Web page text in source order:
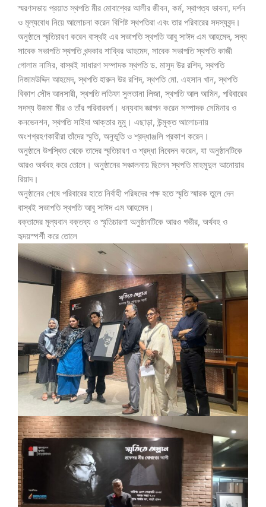
স্মরণসভায় প্রয়াত স্থপতি মীর মোবাশ্বের আলীর জীবন, কর্ম, স্থাপত্য ভাবনা, দর্শন
ও মূল্যবোধ নিয়ে আলোচনা করেন বিশিষ্ট স্থপতিরা এবং তার পরিবারের সদস্যবৃন্দ।
অনুষ্ঠানে স্মৃতিচারণ করেন বাস্থই এর সভাপতি স্থপতি আবু সাঈদ এম আহমেদ, সদ্য
সাবেক সভাপতি স্থপতি খন্দকার শাব্বির আহমেদ, সাবেক সভাপতি স্থপতি কাজী
গোলাম নাসির, বাস্থই সাধারণ সম্পাদক স্থপতি ড. মাসুদ উর রশিদ, স্থপতি
নিজামউদ্দিন আহমেদ, স্থপতি হারুন উর রশিদ, স্থপতি মো. এহসান খান, স্থপতি
বিকাশ সৌদ আনসারী, স্থপতি লতিফা সুলতানা লিজা, স্থপতি আল আমিন, পরিবারের
সদস্য উজমা মীর ও তাঁর পরিবারবর্গ। ধন্যবাদ জ্ঞাপন করেন সম্পাদক সেমিনার ও
কনভেনশন, স্থপতি সাইদা আক্তার মুমু। এছাড়া, উন্মুক্ত আলোচনায়
অংশগ্রহণকারীরা তাঁদের স্মৃতি, অনুভূতি ও শ্রদ্ধাঞ্জলি প্রকাশ করেন।
অনুষ্ঠানে উপস্থিত থেকে তাদের স্মৃতিচারণ ও শ্রদ্ধা নিবেদন করেন, যা অনুষ্ঠানটিকে
আরও অর্থবহ করে তোলে। অনুষ্ঠানের সঞ্চালনায় ছিলেন স্থপতি মাহমুদুল আনোয়ার
রিয়াদ।
অনুষ্ঠানের শেষে পরিবারের হাতে নির্বাহী পরিষদের পক্ষ হতে স্মৃতি স্মারক তুলে দেন
বাস্থই সভাপতি স্থপতি আবু সাঈদ এম আহমেদ।
বক্তাদের মূল্যবান বক্তব্য ও স্মৃতিচারণা অনুষ্ঠানটিকে আরও গভীর, অর্থবহ ও
হৃদয়স্পর্শী করে তোলে